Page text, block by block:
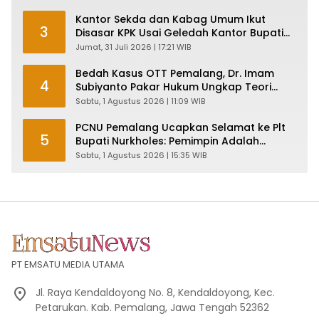
3
Kantor Sekda dan Kabag Umum Ikut
Disasar KPK Usai Geledah Kantor Bupati
Pemalang
Jumat, 31 Juli 2026 | 17:21 WIB
4
Bedah Kasus OTT Pemalang, Dr. Imam
Subiyanto Pakar Hukum Ungkap Teori
Penyertaan KPK
Sabtu, 1 Agustus 2026 | 11:09 WIB
5
PCNU Pemalang Ucapkan Selamat ke Plt
Bupati Nurkholes: Pemimpin Adalah
Pelayan Rakyat!
Sabtu, 1 Agustus 2026 | 15:35 WIB
PT EMSATU MEDIA UTAMA
Jl. Raya Kendaldoyong No. 8, Kendaldoyong, Kec.
Petarukan. Kab. Pemalang, Jawa Tengah 52362